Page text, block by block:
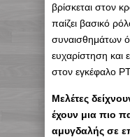
βρίσκεται στον
παίζει βασικό
συναισθημάτων
ευχαρίστηση και
στον εγκέφαλο
Μελέτες
έχουν μια πιο
αμυγδαλής σε